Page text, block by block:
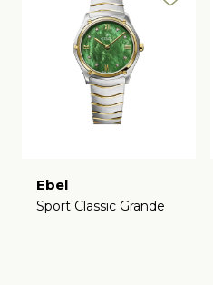
Ebel
Sport Classic Grande